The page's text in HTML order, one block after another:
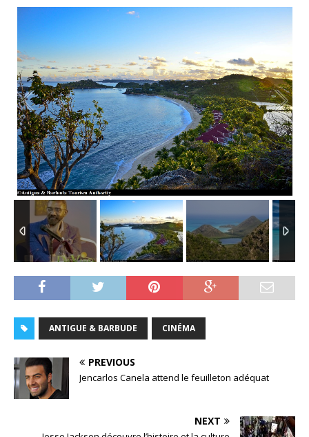
2/5
ANTIGUE & BARBUDE CINÉMA
PREVIOUS
Jencarlos Canela attend le feuilleton adéquat
NEXT